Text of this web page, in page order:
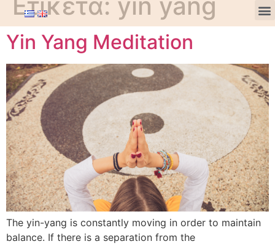
Yin Yang Meditation
The yin-yang is constantly moving in order to maintain
balance. If there is a separation from the